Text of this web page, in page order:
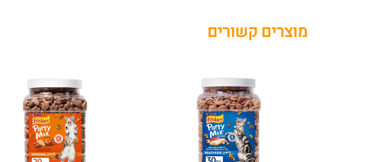
מוצרים קשורים